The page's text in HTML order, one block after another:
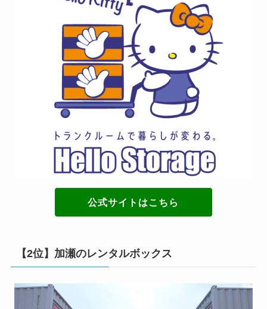
公式サイトはこちら
【2位】加瀬のレンタルボックス